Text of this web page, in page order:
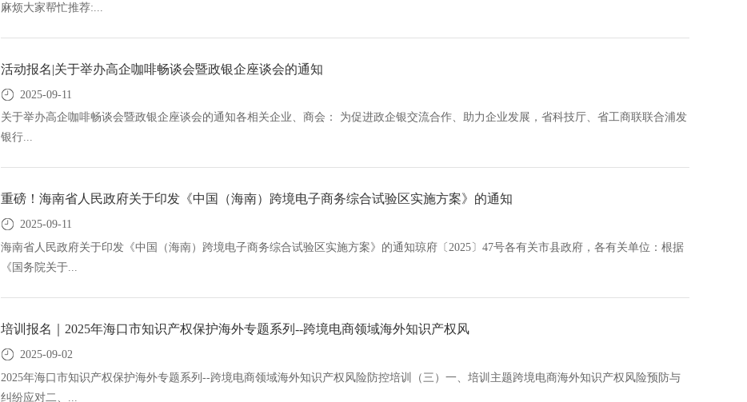
麻烦大家帮忙推荐:...
活动报名|关于举办高企咖啡畅谈会暨政银企座谈会的通知
2025-09-11
关于举办高企咖啡畅谈会暨政银企座谈会的通知各相关企业、商会： 为促进政企银交流合作、助力企业发展，省科技厅、省工商联联合浦发
银行...
重磅！海南省人民政府关于印发《中国（海南）跨境电子商务综合试验区实施方案》的通知
2025-09-11
海南省人民政府关于印发《中国（海南）跨境电子商务综合试验区实施方案》的通知琼府〔2025〕47号各有关市县政府，各有关单位：根据
《国务院关于...
培训报名｜2025年海口市知识产权保护海外专题系列--跨境电商领域海外知识产权风
2025-09-02
2025年海口市知识产权保护海外专题系列--跨境电商领域海外知识产权风险防控培训（三）一、培训主题跨境电商海外知识产权风险预防与
纠纷应对二、...